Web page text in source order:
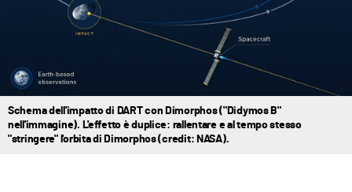
Schema dell'impatto di DART con Dimorphos ("Didymos B"
nell'immagine). L'effetto è duplice: rallentare e al tempo stesso
"stringere" l'orbita di Dimorphos (credit: NASA).